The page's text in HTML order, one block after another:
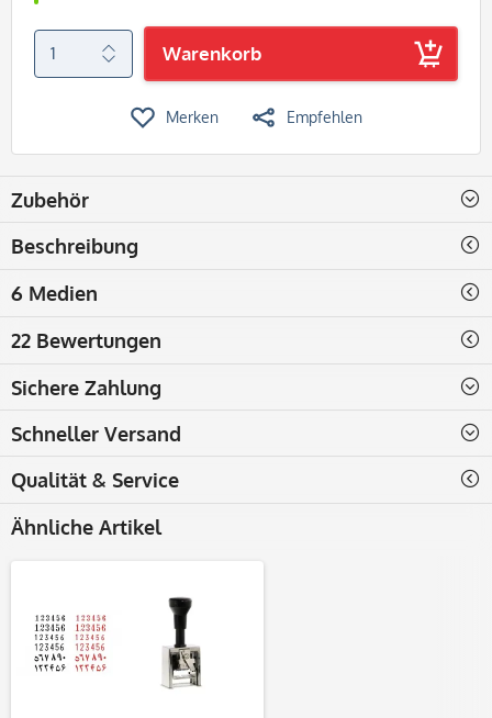
Warenkorb
Merken Empfehlen
Zubehör
Beschreibung
6 Medien
22 Bewertungen
Sichere Zahlung
Schneller Versand
Qualität & Service
Ähnliche Artikel